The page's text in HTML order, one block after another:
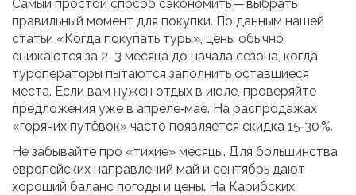
Самый простой способ сэкономить — выбрать
правильный момент для покупки. По данным нашей
статьи «Когда покупать туры», цены обычно
снижаются за 2–3 месяца до начала сезона, когда
туроператоры пытаются заполнить оставшиеся
места. Если вам нужен отдых в июле, проверяйте
предложения уже в апреле‑мае. На распродажах
«горячих путёвок» часто появляется скидка 15‑30 %.
Не забывайте про «тихие» месяцы. Для большинства
европейских направлений май и сентябрь дают
хороший баланс погоды и цены. На Карибских